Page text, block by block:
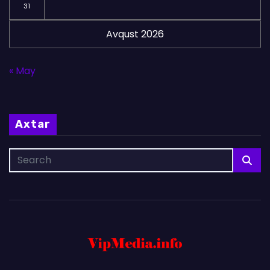
Avqust 2026
31
« May
Axtar